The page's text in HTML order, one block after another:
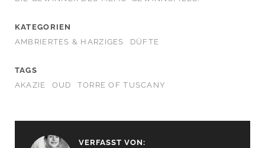
KATEGORIEN
AMBRIERTES & HARZIGES
DÜFTE
TAGS
AKAZIE
OUD TORRE OF TUSCANY
VERFASST VON: